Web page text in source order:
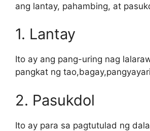
ang lantay, pahambing, at
1. Lantay
Ito ay ang pang-uring nag
pangkat ng tao,bagay,pangyayari
2. Pasukdol
Ito ay para sa pagtutulad ng